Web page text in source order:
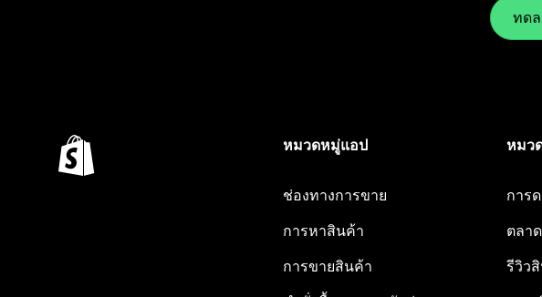
ทด
หมวดหมู่แอป
ช่องทางการขาย
การหาสินค้า
การขายสินค้า
หมว
การ
ตลาด
รีวิว